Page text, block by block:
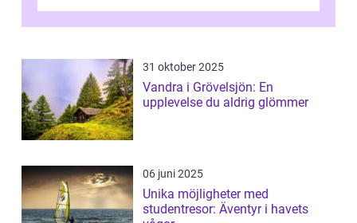
31 oktober 2025
Vandra i Grövelsjön: En
upplevelse du aldrig glömmer
06 juni 2025
Unika möjligheter med
studentresor: Äventyr i havets